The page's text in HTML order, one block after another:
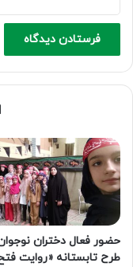
حضور فعال دختران
طرح تابستانه «روایت